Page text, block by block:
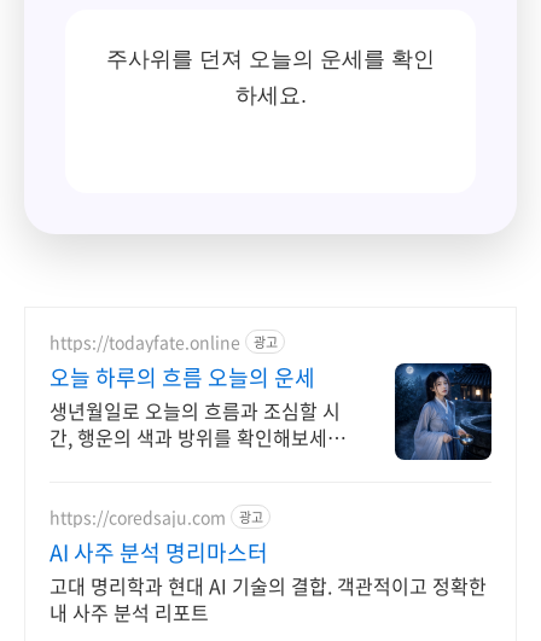
주사위를 던져 오늘의 운세를 확인
하세요.
https://todayfate.online 광고
오늘 하루의 흐름 오늘의 운세
생년월일로 오늘의 흐름과 조심할 시
간, 행운의 색과 방위를 확인해보세
https://coredsaju.com 광고
AI 사주 분석 명리마스터
고대 명리학과 현대 AI 기술의 결합. 객관적이고 정확한
내 사주 분석 리포트